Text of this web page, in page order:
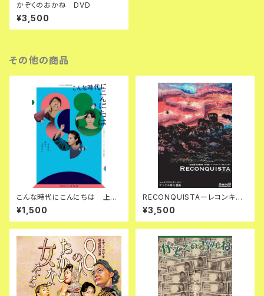
かぞくのおかね DVD
¥3,500
その他の商品
こんな時代にこんにちは 上演
台本
¥1,500
RECONQUISTAーレコンキス
ター DVD
¥3,500